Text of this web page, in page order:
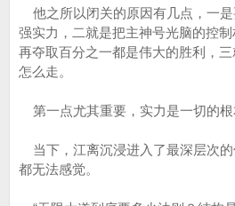
他之所以闭关的原因有几点，一
强实力，二就是把主神号光脑的控
再夺取百分之一都是伟大的胜利，
怎么走。
第一点尤其重要，实力是一切的根
当下，江离沉浸进入了最深层次
都无法感觉。